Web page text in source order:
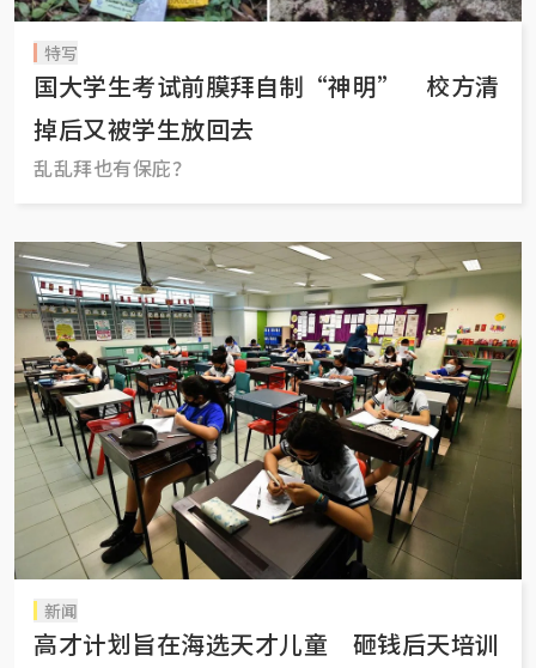
特写
国大学生考试前膜拜自制“神明” 校方清
掉后又被学生放回去
乱乱拜也有保庇？
新闻
高才计划旨在海选天才儿童 砸钱后天培训